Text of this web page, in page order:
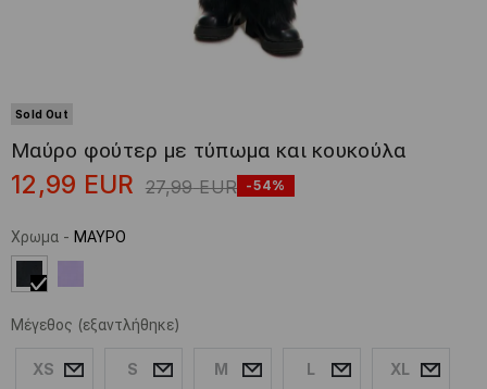
Sold Out
Μαύρο φούτερ με τύπωμα και κουκούλα
12,99 EUR 27,99 EUR -54%
Χρωμα - ΜΑΥΡΟ
Μέγεθος (εξαντλήθηκε)
XS S M L XL